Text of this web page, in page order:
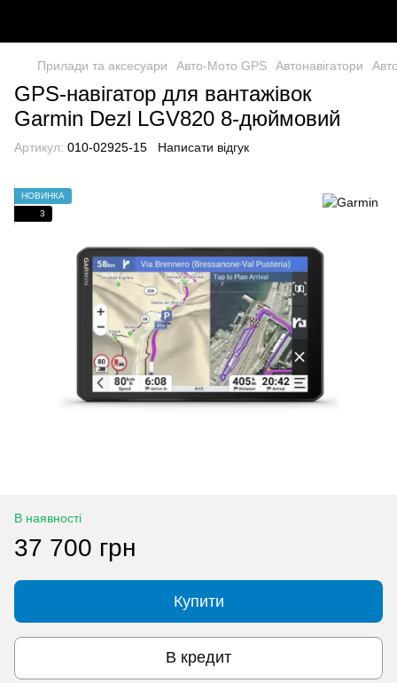
Прилади та аксесуари Авто-Мото GPS Автонавігатори
GPS-навігатор для вантажівок
Garmin Dezl LGV820 8-дюймовий
Артикул: 010-02925-15 Написати відгук
НОВИНКА
3
В наявності
37 700 грн
Купити
В кредит